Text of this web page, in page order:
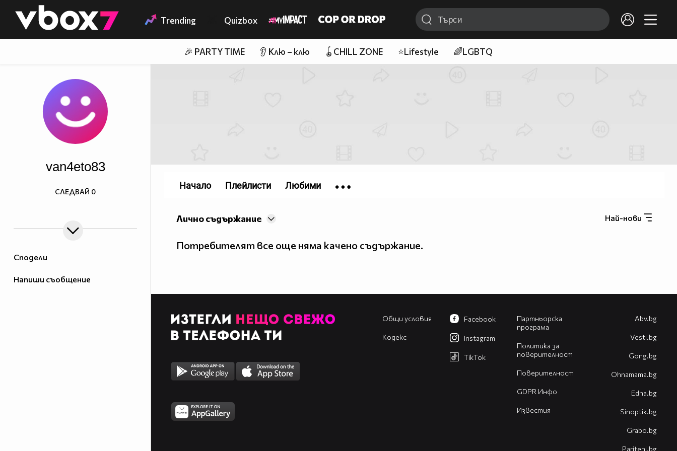
👾 Trending Quizbox
🎉 PARTY TIME 👂 Клю – клю 🪀CHILL ZONE ⭐Lifestyle 🌈LGBTQ
Сподели
Напиши съобщение
van4eto83
СЛЕДВАЙ 0
Най-нови
Лично съдържание
Потребителят все още няма качено съдържание.
Начало Плейлисти Любими
Общи условия
Кодекс
Партньорска
програма
Политика за
поверителност
Поверителност
GDPR Инфо
Известия
Facebook
Instagram
TikTok
Abv.bg
Vesti.bg
Gong.bg
Оhnamama.bg
Edna.bg
Sinoptik.bg
Grabo.bg
Pariteni.bg